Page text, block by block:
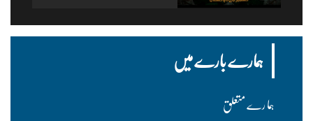
ہمارے بارے میں
ہما رے متعلق